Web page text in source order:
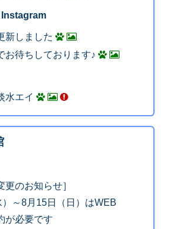
新しました
お待ちしております♪
水エイ
更のお知らせ］
～8月15日（日）はWEB
が必要です